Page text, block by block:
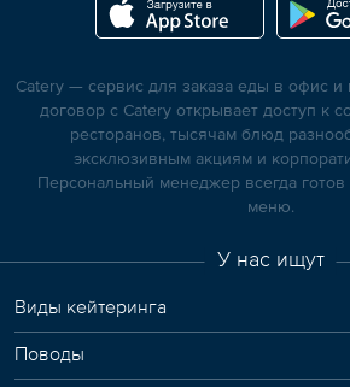
Catery — сервис для заказа еды в офис
договор с Catery открывает доступ к
ресторанов, тысячам блюд
эксклюзивным акциям и
Персональный менеджер всегда
меню.
У нас ищут
Виды кейтеринга
Поводы